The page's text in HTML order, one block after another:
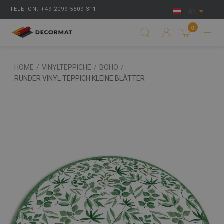
TELEFON: +49 2099 5509 311 AT
0
HOME / VINYLTEPPICHE / BOHO /
RUNDER VINYL TEPPICH KLEINE BLÄTTER